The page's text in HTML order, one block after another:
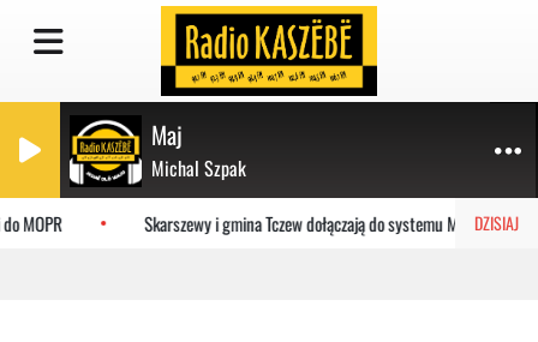
Maj
Michal Szpak
DZISIAJ
MOPR Skarszewy i gmina Tczew dołączają do systemu MEVO